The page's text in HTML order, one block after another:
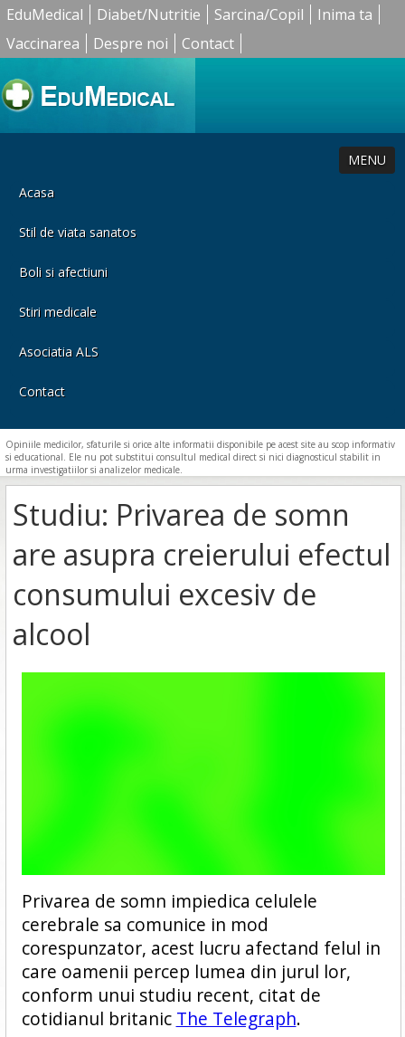
EduMedical Diabet/Nutritie Sarcina/Copil
Inima ta
Vaccinarea
Despre noi Contact
MENU
Acasa
Stil de viata sanatos
Boli si afectiuni
Stiri medicale
Asociatia ALS
Contact
Opiniile medicilor, sfaturile si orice alte informatii disponibile pe acest site au scop informativ
si educational. Ele nu pot substitui consultul medical direct si nici diagnosticul stabilit in
urma investigatiilor si analizelor medicale.
Studiu: Privarea de somn
are asupra creierului efectul
consumului excesiv de
alcool
Privarea de somn impiedica celulele
cerebrale sa comunice in mod
corespunzator, acest lucru afectand felul in
care oamenii percep lumea din jurul lor,
conform unui studiu recent, citat de
cotidianul britanic The Telegraph.